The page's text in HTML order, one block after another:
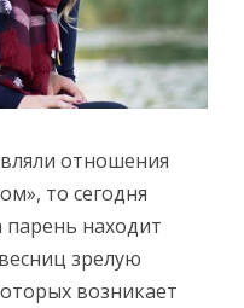
отношения
то сегодня
парень находит
зрелую
возникает